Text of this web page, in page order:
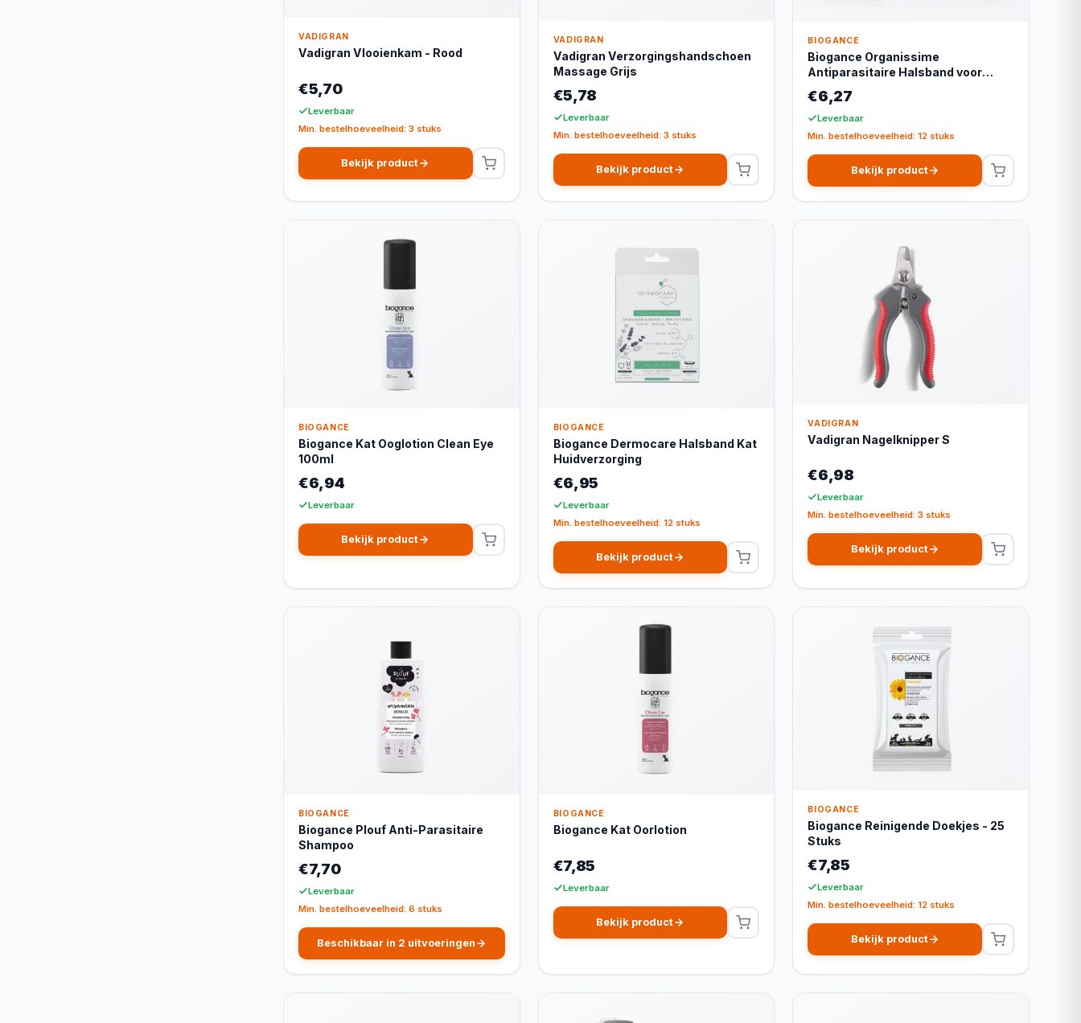
VADIGRAN
Vadigran Vlooienkam - Rood
€5,70
Leverbaar
Min. bestelhoeveelheid: 3 stuks
Bekijk product
VADIGRAN
Vadigran Verzorgingshandschoen
Massage Grijs
€5,78
Leverbaar
Min. bestelhoeveelheid: 3 stuks
Bekijk product
BIOGANCE
Biogance Organissime
Antiparasitaire Halsband voor
Katten - Wit
€6,27
Leverbaar
Min. bestelhoeveelheid: 12 stuks
Bekijk product
BIOGANCE
Biogance Kat Ooglotion Clean Eye
100ml
€6,94
Leverbaar
Bekijk product
BIOGANCE
Biogance Dermocare Halsband Kat
Huidverzorging
€6,95
Leverbaar
Min. bestelhoeveelheid: 12 stuks
Bekijk product
VADIGRAN
Vadigran Nagelknipper S
€6,98
Leverbaar
Min. bestelhoeveelheid: 3 stuks
Bekijk product
BIOGANCE
Biogance Plouf Anti-Parasitaire
Shampoo
€7,70
Leverbaar
Min. bestelhoeveelheid: 6 stuks
Beschikbaar in 2 uitvoeringen
BIOGANCE
Biogance Kat Oorlotion
€7,85
Leverbaar
Bekijk product
BIOGANCE
Biogance Reinigende Doekjes - 25
Stuks
€7,85
Leverbaar
Min. bestelhoeveelheid: 12 stuks
Bekijk product